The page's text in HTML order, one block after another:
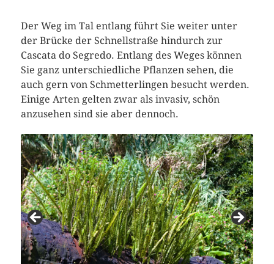
Der Weg im Tal entlang führt Sie weiter unter
der Brücke der Schnellstraße hindurch zur
Cascata do Segredo. Entlang des Weges können
Sie ganz unterschiedliche Pflanzen sehen, die
auch gern von Schmetterlingen besucht werden.
Einige Arten gelten zwar als invasiv, schön
anzusehen sind sie aber dennoch.